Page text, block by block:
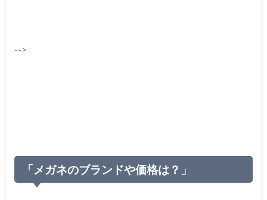
-->
「メガネのブランドや価格は？」